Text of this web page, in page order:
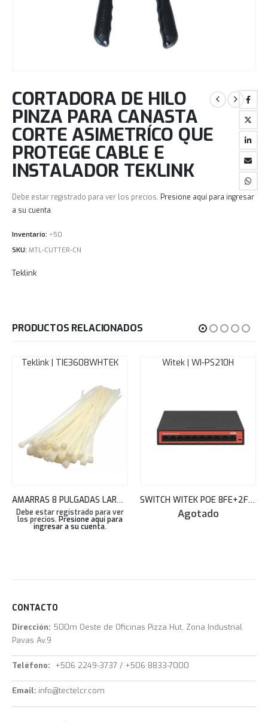
CORTADORA DE HILO
PINZA PARA CANASTA
CORTE ASIMETRÍCO QUE
PROTEGE CABLE E
INSTALADOR TEKLINK
Debe estar registrado para ver los precios. Presione aquí para ingresar
a su cuenta.
Inventario: <50
SKU: MTL-CUTTER-CN
Teklink
PRODUCTOS RELACIONADOS
Teklink | TIE3608WHTEK
AMARRAS 8 PULGADAS LARGO BLANCAS BOLSA 100 UNDS 3.6X200MM TEKLINK
Debe estar registrado para ver
los precios.Presione aquí para
ingresar a su cuenta.
Witek | WI-PS210H
SWITCH WITEK POE 8FE+2FE CCTV+WATCHDOG+65W+250M WI-PS210H
Agotado
CONTACTO
Dirección: 500m Oeste de Oficinas Pizza Hut, Zona Industrial
Pavas Av.9
Teléfono: +506 2249-3737 / +506 8833-7000
Email: info@tectelcr.com